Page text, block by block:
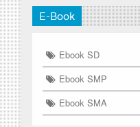
E-Book
Ebook SD
Ebook SMP
Ebook SMA